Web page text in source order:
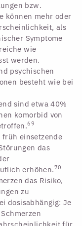
bzw.
können mehr oder
als
Symptome
wie
werden.
psychischen
besteht wie bei
sind etwa 40%
komorbid von
69
früh einsetzende
das
erhöhen.70
das Risiko,
zu
dosisabhängig: Je